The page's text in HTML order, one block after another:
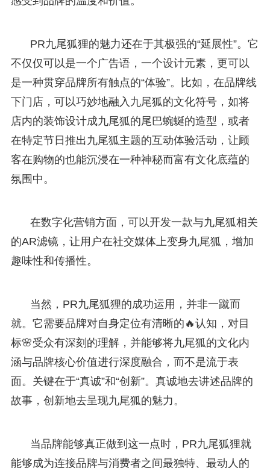
PR九尾狐狸的魅力还在于其极强的“延展性”。它
不仅仅可以是一个广告语，一个设计元素，更可以
是一种贯穿品牌所有触点的“体验”。比如，在品牌线
下门店，可以巧妙地融入九尾狐的文化符号，如将
店内的装饰设计成九尾狐的尾巴蜿蜒的造型，或者
在特定节日推出九尾狐主题的互动体验活动，让顾
客在购物的也能沉浸在一种神秘而富有文化底蕴的
氛围中。
在数字化营销方面，可以开发一款与九尾狐相关
的AR滤镜，让用户在社交媒体上变身九尾狐，增加
趣味性和传播性。
当然，PR九尾狐狸的成功运用，并非一蹴而
就。它需要品牌对自身定位有清晰的🔥认知，对目
标🌸受众有深刻的理解，并能够将九尾狐的文化内
涵与品牌核心价值进行深度融合，而不是流于表
面。关键在于“真诚”和“创新”。真诚地去讲述品牌的
故事，创新地去呈现九尾狐的魅力。
当品牌能够真正做到这一点时，PR九尾狐狸就
能够成为连接品牌与消费者之间最独特、最动人的